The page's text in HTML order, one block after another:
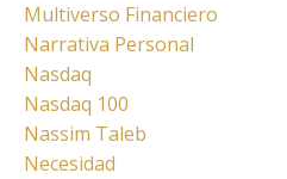
Multiverso Financiero
Narrativa Personal
Nasdaq
Nasdaq 100
Nassim Taleb
Necesidad